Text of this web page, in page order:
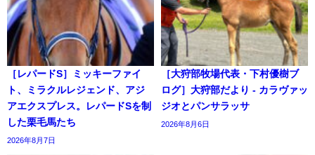
［レパードS］ミッキーファイ
ト、ミラクルレジェンド、アジ
アエクスプレス。レパードSを制
した栗毛馬たち
2026年8月7日
［大狩部牧場代表・下村優樹ブ
ログ］大狩部だより - カラヴァッ
ジオとパンサラッサ
2026年8月6日